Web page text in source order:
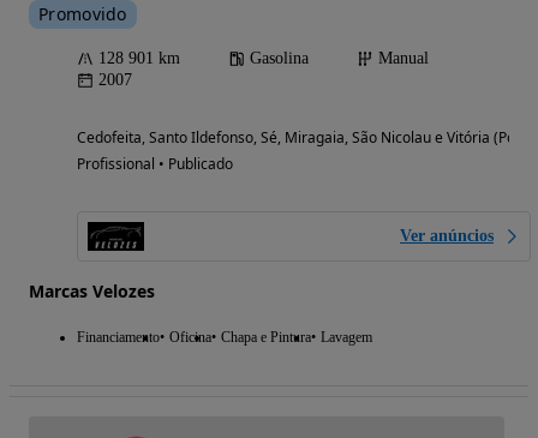
Promovido
128 901 km Gasolina
Manual
2007
Cedofeita, Santo Ildefonso, Sé, Miragaia, São Nicolau e Vitória (Porto)
Profissional • Publicado
Ver anúncios
Marcas Velozes
Financiamento Oficina Chapa e Pintura Lavagem